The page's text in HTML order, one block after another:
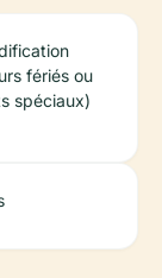
fériés ou
spéciaux)